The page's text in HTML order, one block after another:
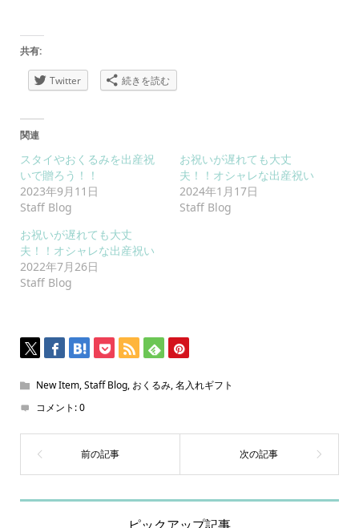
共有:
Twitter 続きを読む
関連
スタイやおくるみを出産祝
いで贈ろう！！
2023年9月11日
Staff Blog
お祝いが遅れても大丈
夫！！オシャレな出産祝い
2024年1月17日
Staff Blog
お祝いが遅れても大丈
夫！！オシャレな出産祝い
2022年7月26日
Staff Blog
New Item,Staff Blog, おくるみ,名入れギフト
コメント:0